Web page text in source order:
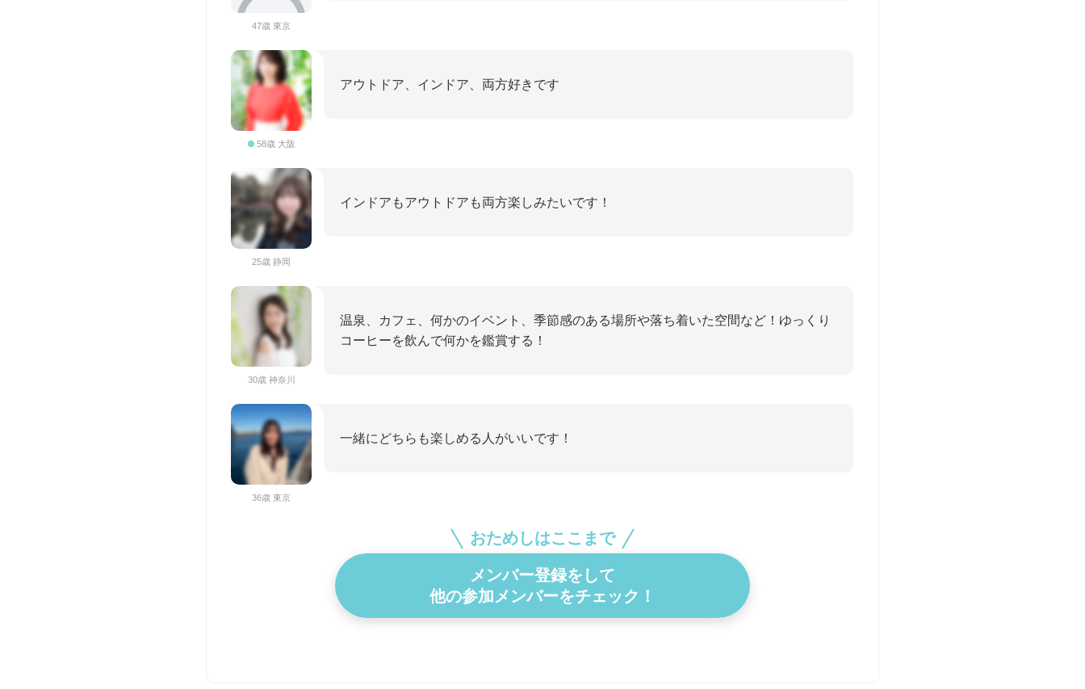
47歳 東京
58歳 大阪
アウトドア、インドア、両方好きです
25歳 静岡
インドアもアウトドアも両方楽しみたいです！
30歳 神奈川
温泉、カフェ、何かのイベント、季節感のある場所や落ち着いた空間など！ゆっくり
コーヒーを飲んで何かを鑑賞する！
36歳 東京
一緒にどちらも楽しめる人がいいです！
おためしはここまで
メンバー登録をして
他の参加メンバーをチェック！